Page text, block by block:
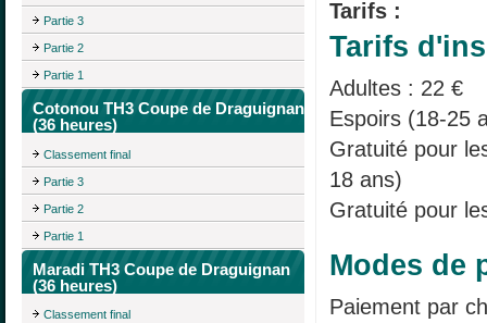
Partie 3
Partie 2
Partie 1
Cotonou TH3 Coupe de Draguignan
(36 heures)
Classement final
Partie 3
Partie 2
Partie 1
Maradi TH3 Coupe de Draguignan
(36 heures)
Classement final
Tarifs :
Tarifs
Adultes : 22 €
Espoirs (18-25
Gratuité pour
18 ans)
Gratuité pour
Modes de
Paiement par